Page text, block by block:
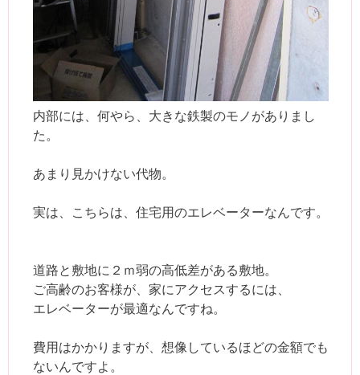
内部には、何やら、大きな鉄製のモノがありまし
た。
あまり見かけない代物。
実は、こちらは、住宅用のエレベーターなんです。
道路と敷地に２ｍ弱の高低差がある敷地。
ご高齢のお客様が、家にアクセスするには、
エレベーターが最適なんですね。
費用はかかりますが、想像しているほどの金額でも
ないんですよ。